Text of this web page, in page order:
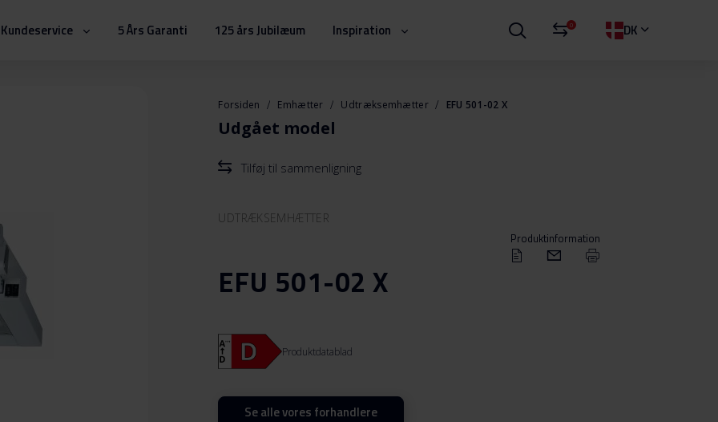
Kundeservice 5 Års Garanti 125 års Jubilæum Inspiration 0 DK
Forsiden Emhætter Udtræksemhætter EFU 501-02 X
Udgået model
Tilføj til sammenligning
UDTRÆKSEMHÆTTER
Produktinformation
EFU 501-02 X
Produktdatablad
Se alle vores forhandlere